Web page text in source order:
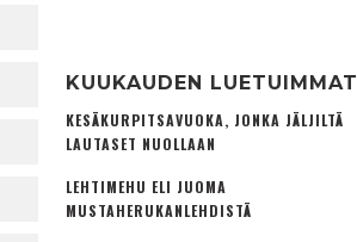
KUUKAUDEN LUETUIMMAT
KESÄKURPITSAVUOKA, JONKA JÄLJILTÄ
LAUTASET NUOLLAAN
LEHTIMEHU ELI JUOMA
MUSTAHERUKANLEHDISTÄ